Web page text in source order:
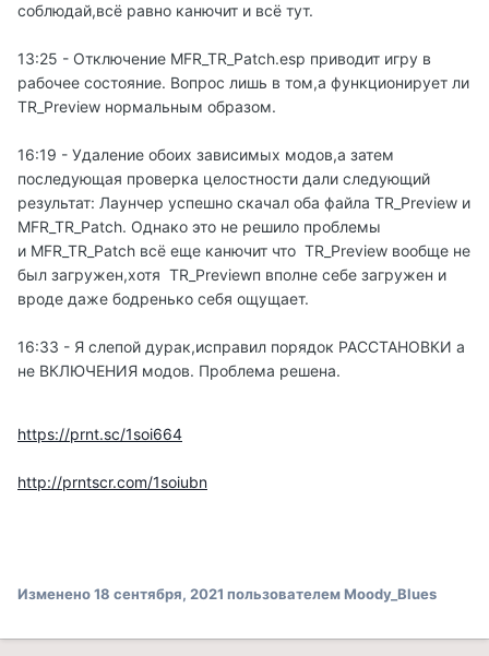
соблюдай,всё равно канючит и всё тут.
13:25 - Отключение MFR_TR_Patch.esp приводит игру в
рабочее состояние. Вопрос лишь в том,а функционирует ли
TR_Preview нормальным образом.
16:19 - Удаление обоих зависимых модов,а затем
последующая проверка целостности дали следующий
результат: Лаунчер успешно скачал оба файла TR_Preview и
MFR_TR_Patch. Однако это не решило проблемы
и MFR_TR_Patch всё еще канючит что TR_Preview вообще не
был загружен,хотя TR_Previewп вполне себе загружен и
вроде даже бодренько себя ощущает.
16:33 - Я слепой дурак,исправил порядок РАССТАНОВКИ а
не ВКЛЮЧЕНИЯ модов. Проблема решена.
https://prnt.sc/1soi664
http://prntscr.com/1soiubn
Изменено18 сентября, 2021 пользователем Moody_Blues